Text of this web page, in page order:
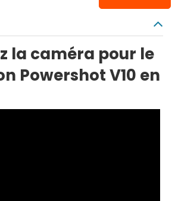
la caméra pour le
Powershot V10 en